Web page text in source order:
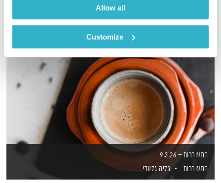
Allow all
Customize
התעוררות – 9.3.26
התעוררות
גליה גלעדי